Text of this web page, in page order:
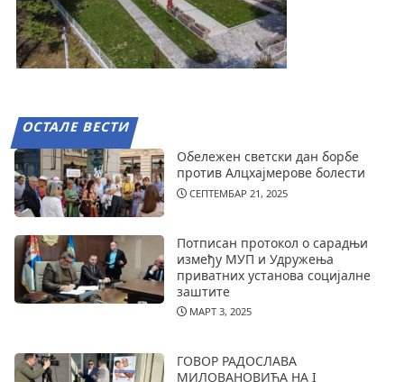
ОСТАЛЕ ВЕСТИ
Обележен светски дан борбе
против Алцхајмерове болести
СЕПТЕМБАР 21, 2025
Потписан протокол о сарадњи
између МУП и Удружења
приватних установа социјалне
заштите
МАРТ 3, 2025
ГОВОР РАДОСЛАВА
МИЛОВАНОВИЋА НА I